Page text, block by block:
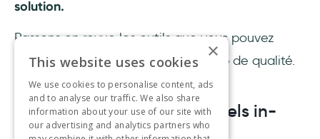
solution.
Passons en revue les outils que vous pouvez
utiliser pour créer des guides in-app de qualité.
Outils de création de tutoriels in-
app (gratuits et payants)
×
This website uses cookies
We use cookies to personalise content, ads
and to analyse our traffic. We also share
information about your use of our site with
our advertising and analytics partners who